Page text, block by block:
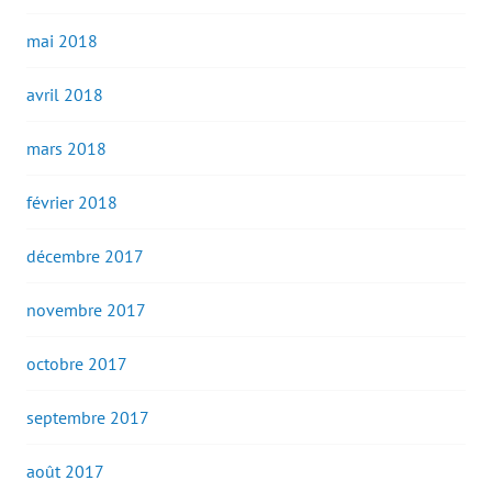
mai 2018
avril 2018
mars 2018
février 2018
décembre 2017
novembre 2017
octobre 2017
septembre 2017
août 2017